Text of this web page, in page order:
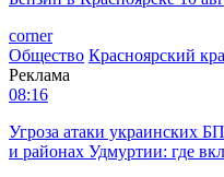
corner
Общество Красноярский
Реклама
08:16
Угроза атаки украинских
и районах Удмуртии: где